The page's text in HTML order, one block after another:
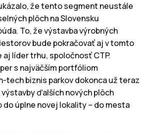
že tento segment neustále
plôch na Slovensku
To, že výstavba výrobných
bude pokračovať aj v tomto
líder trhu, spoločnosť CTP.
s najväčším portfóliom
tech biznis parkov dokonca už teraz
ďalších nových plôch
do úplne novej lokality – do mesta